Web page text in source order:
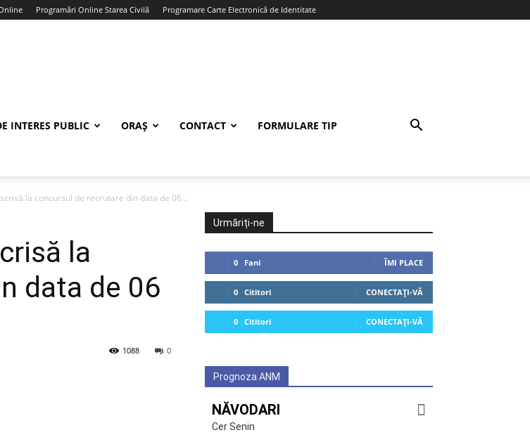
Programări Online Starea Civilă Programare Carte Electronică de Identitate
INTERES PUBLIC ORAȘ CONTACT FORMULARE TIP
la concursul de recrutare din data de 06...
la
data de 06
0
1088
Urmăriți-ne
0 Fani ÎMI PLACE
0 Cititori CONECTAȚI-VĂ
0 Cititori CONECTAȚI-VĂ
Prognoza ANM
NĂVODARI
Cer Senin